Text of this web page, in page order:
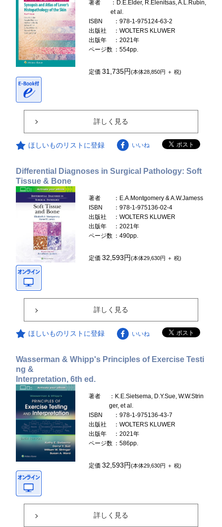
著者
：D.E.Elder, R.Elenitsas, A.L.Rubin,
et al.
ISBN
：978-1-975124-63-2
出版社
：WOLTERS KLUWER
出版年
：2021年
ページ数 ：554pp.
定価31,735円(本体28,850円 ＋ 税)
詳しく見る
ほしいものリストに登録 いいね
Differential Diagnoses in Surgical Pathology: Soft
Tissue & Bone
著者
：E.A.Montgomery & A.W.Jamess
ISBN
：978-1-975136-02-4
出版社
：WOLTERS KLUWER
出版年
：2021年
ページ数 ：490pp.
定価32,593円(本体29,630円 ＋ 税)
詳しく見る
ほしいものリストに登録 いいね
Wasserman & Whipp's Principles of Exercise Testi
ng &
Interpretation, 6th ed.
著者
：K.E.Sietsema, D.Y.Sue, W.W.Strin
ger, et al.
ISBN
：978-1-975136-43-7
出版社
：WOLTERS KLUWER
出版年
：2021年
ページ数 ：586pp.
定価32,593円(本体29,630円 ＋ 税)
詳しく見る